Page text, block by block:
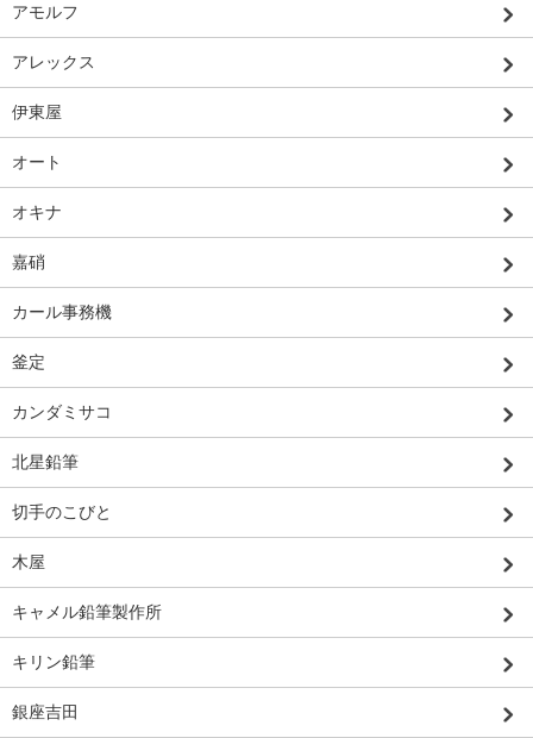
アモルフ
アレックス
伊東屋
オート
オキナ
嘉硝
カール事務機
釜定
カンダミサコ
北星鉛筆
切手のこびと
木屋
キャメル鉛筆製作所
キリン鉛筆
銀座吉田